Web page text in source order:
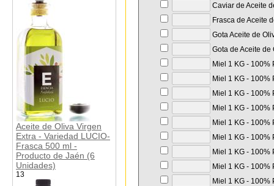
Aceite de Oliva Virgen
Extra - Variedad LUCIO-
Frasca 500 ml -
Producto de Jaén (6
Unidades)
13
Caviar de Aceite
Frasca de Aceite
Gota Aceite de
Gota de Aceite
Miel 1 KG - 100%
Miel 1 KG - 100%
Miel 1 KG - 100%
Miel 1 KG - 100%
Miel 1 KG - 100%
Miel 1 KG - 100%
Miel 1 KG - 100%
Miel 1 KG - 100%
Miel 1 KG - 100%